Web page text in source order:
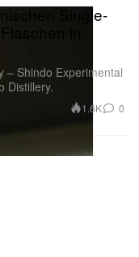
Single-
in
– Shindo Experimental
Distillery.
1.6K 0